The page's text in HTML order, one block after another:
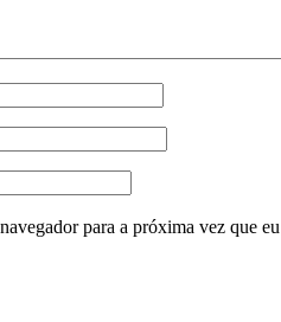
para a próxima vez que